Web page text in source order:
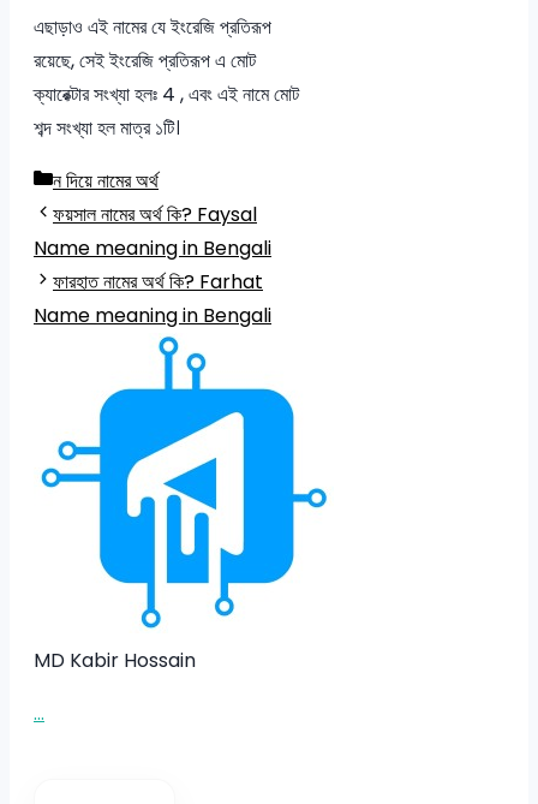
এছাড়াও এই নামের যে ইংরেজি প্রতিরূপ
রয়েছে, সেই ইংরেজি প্রতিরূপ এ মোট
ক্যারেক্টার সংখ্যা হলঃ 4 , এবং এই নামে মোট
শব্দ সংখ্যা হল মাত্র ১টি।
Categories
ন দিয়ে নামের অর্থ
ফয়সাল নামের অর্থ কি? Faysal
Name meaning in Bengali
ফারহাত নামের অর্থ কি? Farhat
Name meaning in Bengali
MD Kabir Hossain
...